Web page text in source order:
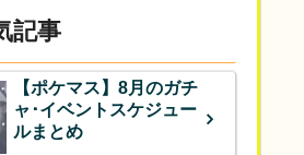
記事
【ポケマス】8月のガチ
ャ･イベントスケジュー
ルまとめ